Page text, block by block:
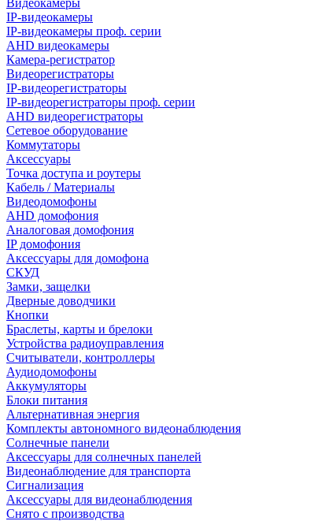
Видеокамеры
IP-видеокамеры
IP-видеокамеры проф. серии
AHD видеокамеры
Камера-регистратор
Видеорегистраторы
IP-видеорегистраторы
IP-видеорегистраторы проф. серии
AHD видеорегистраторы
Сетевое оборудование
Коммутаторы
Аксессуары
Точка доступа и роутеры
Кабель / Материалы
Видеодомофоны
AHD домофония
Аналоговая домофония
IP домофония
Аксессуары для домофона
СКУД
Замки, защелки
Дверные доводчики
Кнопки
Браслеты, карты и брелоки
Устройства радиоуправления
Считыватели, контроллеры
Аудиодомофоны
Аккумуляторы
Блоки питания
Альтернативная энергия
Комплекты автономного видеонаблюдения
Солнечные панели
Аксессуары для солнечных панелей
Видеонаблюдение для транспорта
Сигнализация
Аксессуары для видеонаблюдения
Снято с производства